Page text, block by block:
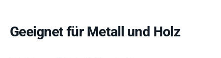
Geeignet für Metall und Holz